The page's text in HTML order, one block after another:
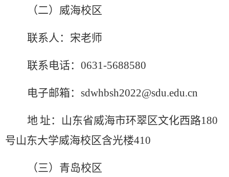
（二）威海校区
联系人：宋老师
联系电话： 0631-5688580
电子邮箱： sdwhbsh2022@sdu.edu.cn
地址：山东省威海市环翠区文化西路180
号山东大学威海校区含光楼410
（三）青岛校区